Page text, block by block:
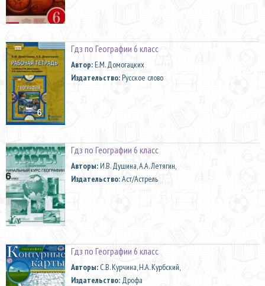
Гдз по Географии 6 класс
Автор: Е.М. Домогацких
Издательство:Русское слово
Гдз по Географии 6 класс
Aвторы:И.В. Душина, А.А. Летягин,
Издательство:Аст/Астрель
Гдз по Географии 6 класс
Aвторы: С.В. Курчина, Н.А. Курбский,
Издательство: Дрофа